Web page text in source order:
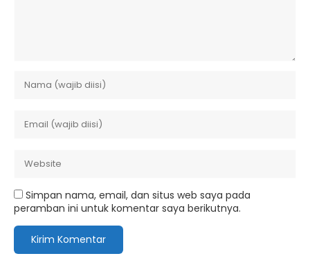
Simpan nama, email, dan situs web saya pada
peramban ini untuk komentar saya berikutnya.